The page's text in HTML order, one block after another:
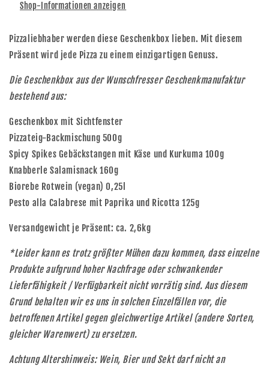
Shop-Informationen anzeigen
Pizzaliebhaber werden diese Geschenkbox lieben. Mit diesem
Präsent wird jede Pizza zu einem einzigartigen Genuss.
Die Geschenkbox aus der Wunschfresser Geschenkmanufaktur
bestehend aus:
Geschenkbox mit Sichtfenster
Pizzateig-Backmischung 500g
Spicy Spikes Gebäckstangen mit Käse und Kurkuma 100g
Knabberle Salamisnack 160g
Biorebe Rotwein (vegan) 0,25l
Pesto alla Calabrese mit Paprika und Ricotta 125g
Versandgewicht je Präsent: ca. 2,6kg
*Leider kann es trotz größter Mühen dazu kommen, dass einzelne
Produkte aufgrund hoher Nachfrage oder schwankender
Lieferfähigkeit / Verfügbarkeit nicht vorrätig sind. Aus diesem
Grund behalten wir es uns in solchen Einzelfällen vor, die
betroffenen Artikel gegen gleichwertige Artikel (andere Sorten,
gleicher Warenwert) zu ersetzen.
Achtung Altershinweis: Wein, Bier und Sekt darf nicht an